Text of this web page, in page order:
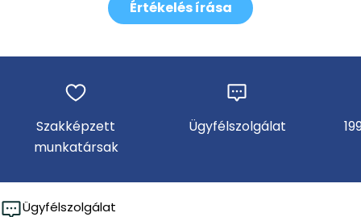
Értékelés írása
Szakképzett
munkatársak
Ügyfélszolgálat
Ügyfélszolgálat